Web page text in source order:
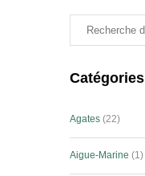
Catégories
Agates 22
Aigue-Marine 1